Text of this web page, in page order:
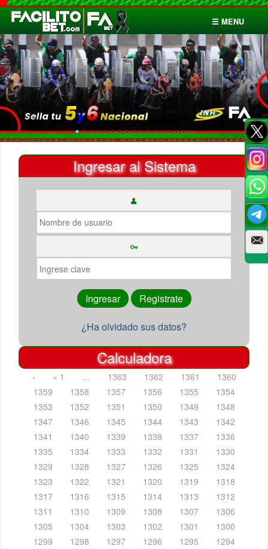
☰ MENU
Inicio
Apuestas
Cuentas
Ingresar al Sistema
¿Ha olvidado sus datos?
Calculadora
‹ « 1 … 1363 1362 1361
1360
1359
1358 1357 1356 1355
1354
1353
1352 1351 1350 1349
1348
1347
1346 1345 1344 1343
1342
1341
1340 1339 1338 1337
1336
1335
1334 1333 1332 1331
1330
1329
1328 1327 1326 1325
1324
1323
1322 1321 1320 1319
1318
1317
1316 1315 1314 1313
1312
1311
1310 1309 1308 1307
1306
1305
1304 1303 1302 1301
1300
1299
1298 1297 1296 1295
1294